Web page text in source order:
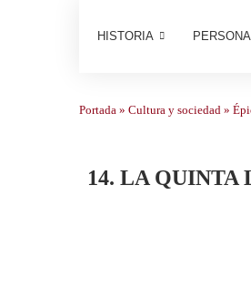
HISTORIA
Portada » Cultura y sociedad »
14. LA QUINTA